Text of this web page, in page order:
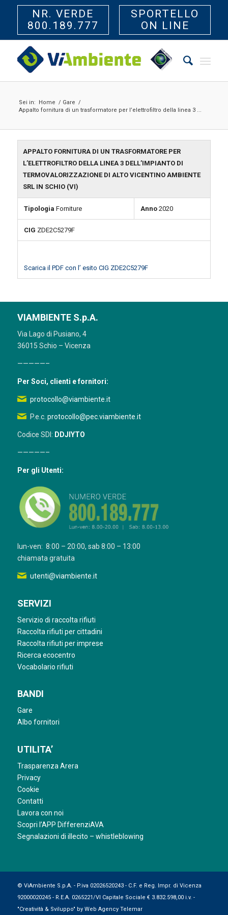
NR. VERDE
800.189.777
SPORTELLO
ON LINE
Sei in: Home / Gare /
Appalto fornitura di un trasformatore per l’elettrofiltro della linea 3 ...
APPALTO FORNITURA DI UN TRASFORMATORE PER
L’ELETTROFILTRO DELLA LINEA 3 DELL’IMPIANTO DI
TERMOVALORIZZAZIONE DI ALTO VICENTINO AMBIENTE
SRL IN SCHIO (VI)
Tipologia Forniture Anno2020
CIG ZDE2C5279F
Scarica il PDF con l’ esito CIG ZDE2C5279F
VIAMBIENTE S.p.A.
Via Lago di Pusiano, 4
36015 Schio – Vicenza
—————–
Per Soci, clienti e fornitori:
protocollo@viambiente.it
P.e.c. protocollo@pec.viambiente.it
Codice SDI: DDJIYTO
—————–
Per gli Utenti:
lun-ven: 8:00 – 20:00, sab 8:00 – 13:00
chiamata gratuita
utenti@viambiente.it
SERVIZI
Servizio di raccolta rifiuti
Raccolta rifiuti per cittadini
Raccolta rifiuti per imprese
Ricerca ecocentro
Vocabolario rifiuti
BANDI
Gare
Albo fornitori
UTILITA’
Trasparenza Arera
Privacy
Cookie
Contatti
Lavora con noi
Scopri l’APP DifferenziAVA
Segnalazioni di illecito – whistleblowing
© ViAmbiente S.p.A. - P.iva 02026520243 - C.F. e Reg. Impr. di Vicenza
92000020245 - R.E.A. 0265221/VI Capitale Sociale € 3.832.598,00 i.v. -
"Creatività & Sviluppo" by Web Agency Telemar